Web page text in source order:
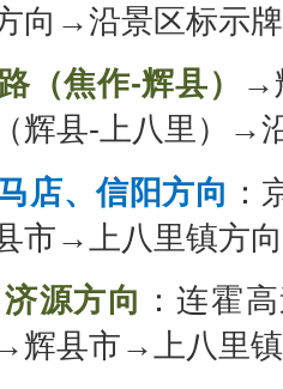
向→沿景区标示
（焦作-辉县）
→
辉县-上八里）→
店、信阳方向
市→上八里镇方
源方向 ：连霍
辉县市→上八里